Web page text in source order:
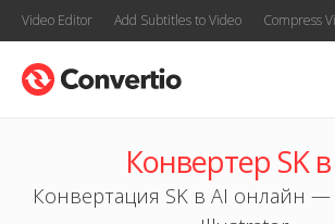
Video Editor Add Subtitles to Video Compress
Конвертер SK
Конвертация SK в AI онлайн —